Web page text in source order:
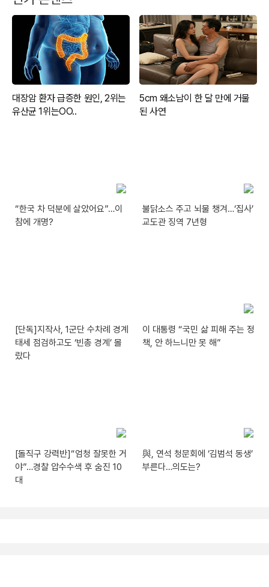
“한국 차 덕분에 살았어요”…이
참에 개명?
불닭소스 주고 뇌물 챙겨…‘집사’
교도관 징역 7년형
[단독]지작사, 1군단 수차례 경계
태세 점검하고도 ‘빈총 경계’ 몰
랐다
이 대통령 “국민 삶 피해 주는 정
책, 안 하느니만 못 해”
[돌직구 강력반]“엄청 잘못한 거
야”…경찰 압수수색 후 숨진 10
대
與, 연석 청문회에 ‘김범석 동생’
부른다…의도는?